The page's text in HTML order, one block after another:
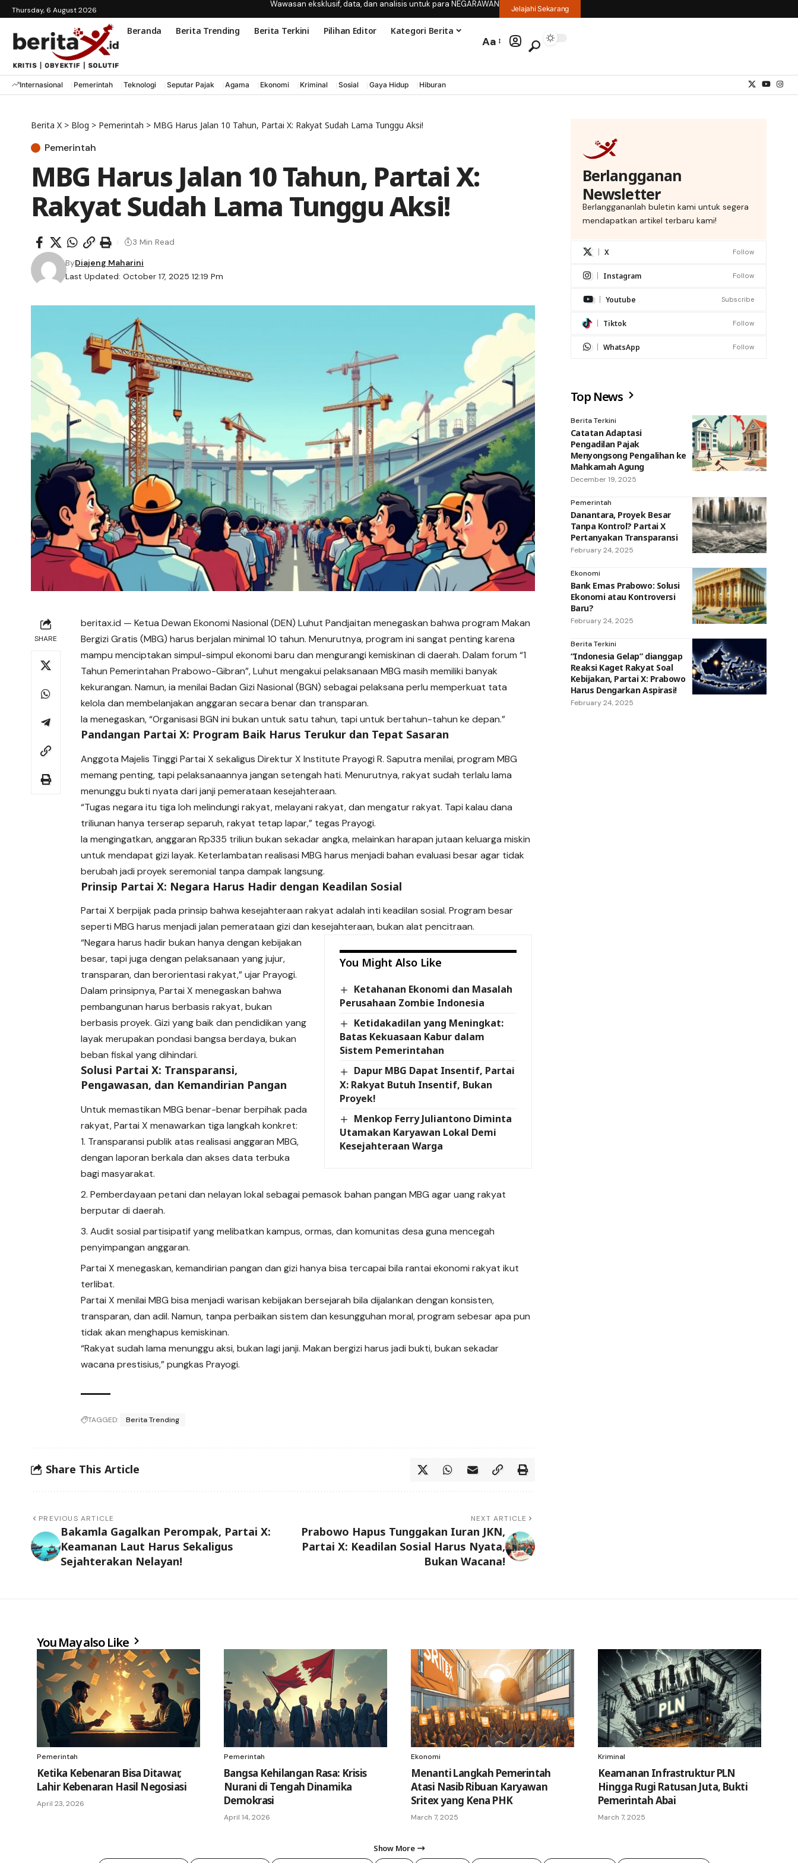
Thursday, 6 August 2026
Wawasan eksklusif, data, dan analisis untuk para NEGARAWAN Jelajahi Sekarang
Beranda Berita Trending Berita Terkini Pilihan Editor Kategori Berita
Aa
Internasional Pemerintah Teknologi Seputar Pajak Agama Ekonomi Kriminal Sosial Gaya Hidup Hiburan
Berita X > Blog > Pemerintah > MBG Harus Jalan 10 Tahun, Partai X: Rakyat Sudah Lama Tunggu Aksi!
Pemerintah
MBG Harus Jalan 10 Tahun, Partai X:
Rakyat Sudah Lama Tunggu Aksi!
Last Updated: October 17, 2025 12:19 Pm
ByDiajeng Maharini
3 Min Read
SHARE
beritax.id — Ketua Dewan Ekonomi Nasional (DEN) Luhut Pandjaitan menegaskan bahwa program Makan
Bergizi Gratis (MBG) harus berjalan minimal 10 tahun. Menurutnya, program ini sangat penting karena
mampu menciptakan simpul-simpul ekonomi baru dan mengurangi kemiskinan di daerah. Dalam forum “1
Tahun Pemerintahan Prabowo-Gibran”, Luhut mengakuipelaksanaanMBG masih memiliki banyak
kekurangan. Namun, ia menilai Badan Gizi Nasional (BGN) sebagai pelaksana perlu memperkuat tata
kelola dan membelanjakan anggaran secara benar dan transparan.
Ia menegaskan, “Organisasi BGN ini bukan untuk satu tahun, tapi untuk bertahun-tahun ke depan.”
Pandangan Partai X: Program Baik Harus Terukur dan Tepat Sasaran
Anggota Majelis Tinggi Partai X sekaligus Direktur X Institute Prayogi R. Saputra menilai, program MBG
memang penting, tapi pelaksanaannya jangan setengah hati. Menurutnya, rakyat sudah terlalu lama
menunggu bukti nyata dari janji pemerataan kesejahteraan.
“Tugas negara itu tiga loh melindungi rakyat, melayani rakyat, dan mengatur rakyat. Tapi kalau dana
triliunan hanya terserap separuh, rakyat tetap lapar,” tegas Prayogi.
Ia mengingatkan, anggaran Rp335 triliun bukan sekadar angka, melainkan harapan jutaan keluarga miskin
untuk mendapat gizi layak. Keterlambatan realisasi MBG harus menjadi bahan evaluasi besar agar tidak
berubah jadi proyek seremonial tanpa dampak langsung.
Prinsip Partai X: Negara Harus Hadir dengan Keadilan Sosial
Partai X berpijak pada prinsip bahwa kesejahteraan rakyat adalah inti keadilan sosial. Program besar
seperti MBG harus menjadi jalan pemerataan gizi dan kesejahteraan, bukan alat pencitraan.
You Might Also Like
Ketahanan Ekonomi dan Masalah
Perusahaan Zombie Indonesia
Ketidakadilan yang Meningkat:
Batas Kekuasaan Kabur dalam
Sistem Pemerintahan
Dapur MBG Dapat Insentif, Partai
X: Rakyat Butuh Insentif, Bukan
Proyek!
Menkop Ferry Juliantono Diminta
Utamakan Karyawan Lokal Demi
Kesejahteraan Warga
“Negara harus hadir bukan hanya dengan kebijakan
besar, tapi juga dengan pelaksanaan yang jujur,
transparan, dan berorientasi rakyat,” ujar Prayogi.
Dalam prinsipnya, Partai X menegaskan bahwa
pembangunan harus berbasis rakyat, bukan
berbasis proyek. Gizi yang baik dan pendidikan yang
layak merupakan pondasi bangsa berdaya, bukan
beban fiskal yang dihindari.
Solusi Partai X: Transparansi,
Pengawasan, dan Kemandirian Pangan
Untuk memastikan MBG benar-benar berpihak pada
rakyat, Partai X menawarkan tiga langkah konkret:
Transparansi publik atas realisasi anggaran MBG,
dengan laporan berkala dan akses data terbuka
bagi masyarakat.
Pemberdayaan petani dan nelayan lokal sebagai pemasok bahan pangan MBG agar uang rakyat
berputar di daerah.
Audit sosial partisipatif yang melibatkan kampus, ormas, dan komunitas desa guna mencegah
penyimpangan anggaran.
Partai X menegaskan, kemandirian pangan dan gizi hanya bisa tercapai bila rantai ekonomi rakyat ikut
terlibat.
Partai X menilai MBG bisa menjadi warisan kebijakan bersejarah bila dijalankan dengan konsisten,
transparan, dan adil. Namun, tanpa perbaikan sistem dan kesungguhan moral, program sebesar apa pun
tidak akan menghapus kemiskinan.
“Rakyat sudah lama menunggu aksi, bukan lagi janji. Makan bergizi harus jadi bukti, bukan sekadar
wacana prestisius,” pungkas Prayogi.
TAGGED: Berita Trending
Share This Article
PREVIOUS ARTICLE
Bakamla Gagalkan Perompak, Partai X:
Keamanan Laut Harus Sekaligus
Sejahterakan Nelayan!
NEXT ARTICLE
Prabowo Hapus Tunggakan Iuran JKN,
Partai X: Keadilan Sosial Harus Nyata,
Bukan Wacana!
Berlangganan
Newsletter
Berlanggananlah buletin kami untuk segera
mendapatkan artikel terbaru kami!
X Follow
Instagram Follow
Youtube Subscribe
Tiktok Follow
WhatsApp Follow
Top News
Berita Terkini
Catatan Adaptasi
Pengadilan Pajak
Menyongsong Pengalihan ke
Mahkamah Agung
December 19, 2025
Pemerintah
Danantara, Proyek Besar
Tanpa Kontrol? Partai X
Pertanyakan Transparansi
February 24, 2025
Ekonomi
Bank Emas Prabowo: Solusi
Ekonomi atau Kontroversi
Baru?
February 24, 2025
Berita Terkini
“Indonesia Gelap” dianggap
Reaksi Kaget Rakyat Soal
Kebijakan, Partai X: Prabowo
Harus Dengarkan Aspirasi!
February 24, 2025
You May also Like
Pemerintah
Ketika Kebenaran Bisa Ditawar,
Lahir Kebenaran Hasil Negosiasi
April 23, 2026
Pemerintah
Bangsa Kehilangan Rasa: Krisis
Nurani di Tengah Dinamika
Demokrasi
April 14, 2026
Ekonomi
Menanti Langkah Pemerintah
Atasi Nasib Ribuan Karyawan
Sritex yang Kena PHK
March 7, 2025
Kriminal
Keamanan Infrastruktur PLN
Hingga Rugi Ratusan Juta, Bukti
Pemerintah Abai
March 7, 2025
Show More